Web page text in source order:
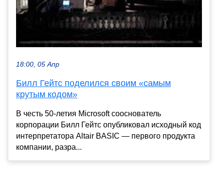
18:00, 05 Апр
Билл Гейтс поделился своим «самым
крутым кодом»
В честь 50-летия Microsoft сооснователь
корпорации Билл Гейтс опубликовал исходный код
интерпретатора Altair BASIC — первого продукта
компании, разра...